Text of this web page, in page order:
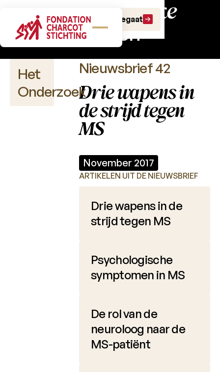
Doe een gift Doe een legaat
Wetenschappelijke
nieuwsbrieven
Het
Onderzoek
Wetenschappelijke
Projectoproepen
Wetenschappelijke
Nieuwsbrief 42
Drie wapens in
de strijd tegen
MS
November 2017
ARTIKELEN UIT DE NIEUWSBRIEF
Drie wapens in de
strijd tegen MS
Psychologische
symptomen in MS
De rol van de
neuroloog naar de
MS-patiënt